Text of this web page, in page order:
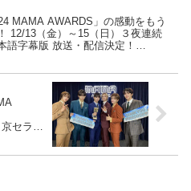
MAMA AWARDS」の感動をもう
12/13（金）～15（日）３夜連続
語字幕版 放送・配信決定！
冠王に輝くなど…見どころ満載
セラド